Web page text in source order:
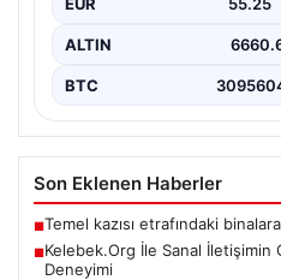
ALTIN
BTC
Son Eklenen Haberler
■Temel kazısı etrafındaki
■Kelebek.Org İle Sanal
Deneyimi